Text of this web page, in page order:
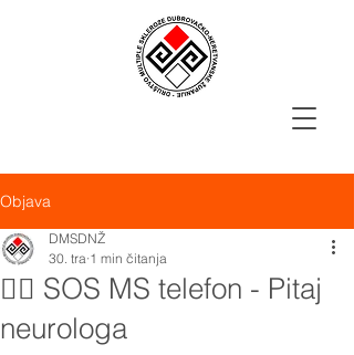
Objava
👩‍⚕️ SOS MS telefon - Pitaj
neurologa
DMSDNŽ
30. tra 1 min čitanja